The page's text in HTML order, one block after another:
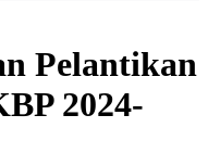
Pelantikan
2024-